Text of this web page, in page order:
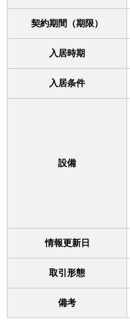
契約期間（期限）
入居時期
入居条件
設備
情報更新日
取引形態
備考